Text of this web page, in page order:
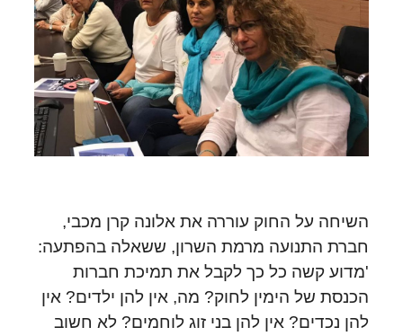
השיחה על החוק עוררה את אלונה קרן מכבי,
חברת התנועה מרמת השרון, ששאלה בהפתעה:
'מדוע קשה כל כך לקבל את תמיכת חברות
הכנסת של הימין לחוק? מה, אין להן ילדים? אין
להן נכדים? אין להן בני זוג לוחמים? לא חשוב